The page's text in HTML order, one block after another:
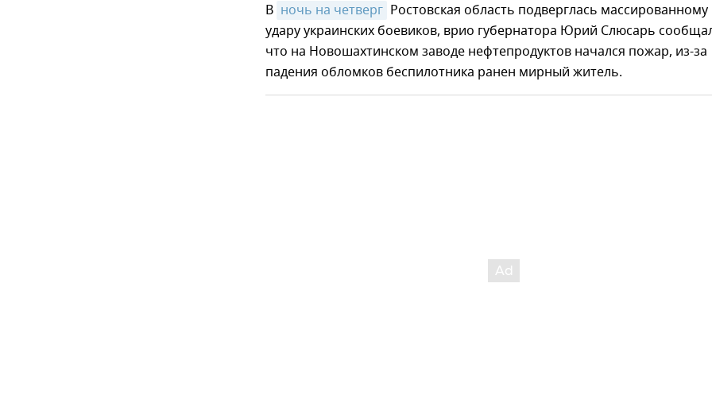
В ночь на четверг Ростовская область подверглась массированному
удару украинских боевиков, врио губернатора Юрий Слюсарь
что на Новошахтинском заводе нефтепродуктов начался пожар, из-за
падения обломков беспилотника ранен мирный житель.